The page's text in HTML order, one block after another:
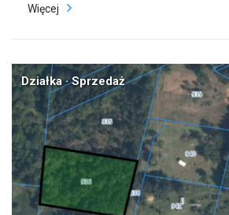
Więcej
Działka · Sprzedaż